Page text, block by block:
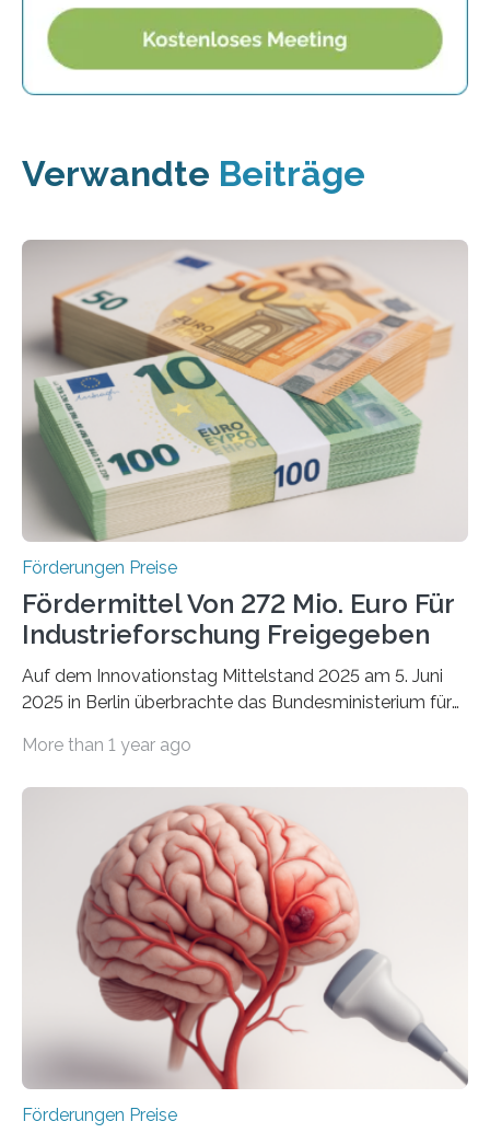
Verwandte Beiträge
Förderungen Preise
Fördermittel Von 272 Mio. Euro Für
Industrieforschung Freigegeben
Auf dem Innovationstag Mittelstand 2025 am 5. Juni
2025 in Berlin überbrachte das Bundesministerium für
Überplanmäßige Verpflichtungsermächtigungen in
Woche vom Haushaltsausschuss freigegeben – unter
anderem zur Unterstützung der
Industrieforschungsprogramme Industrielle
Gemeinschaftsforschung (IGF), Zentrales
Innovationsprogramm Mittelstand (ZIM) und
Innovationskompetenz INNO-KOM. Auf dem
Innovationstag Mittelstand 2025 am 5. Juni 2025 in
Berlin überbrachte das Bundesministerium für
Wirtschaft und Energie eine gute Nachricht:
Überplanmäßige Verpflichtungsermächtigungen in
More than 1 year ago
Förderungen Preise